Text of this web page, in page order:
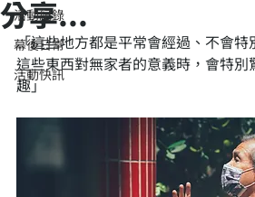
活動紀錄
幕後日常
活動快訊
分享...
「這些地方都是平常會經過、不會
這些東西對無家者的意義時，會特別
趣」